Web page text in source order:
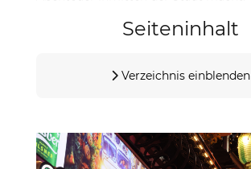
Seiteninhalt
Verzeichnis einblenden